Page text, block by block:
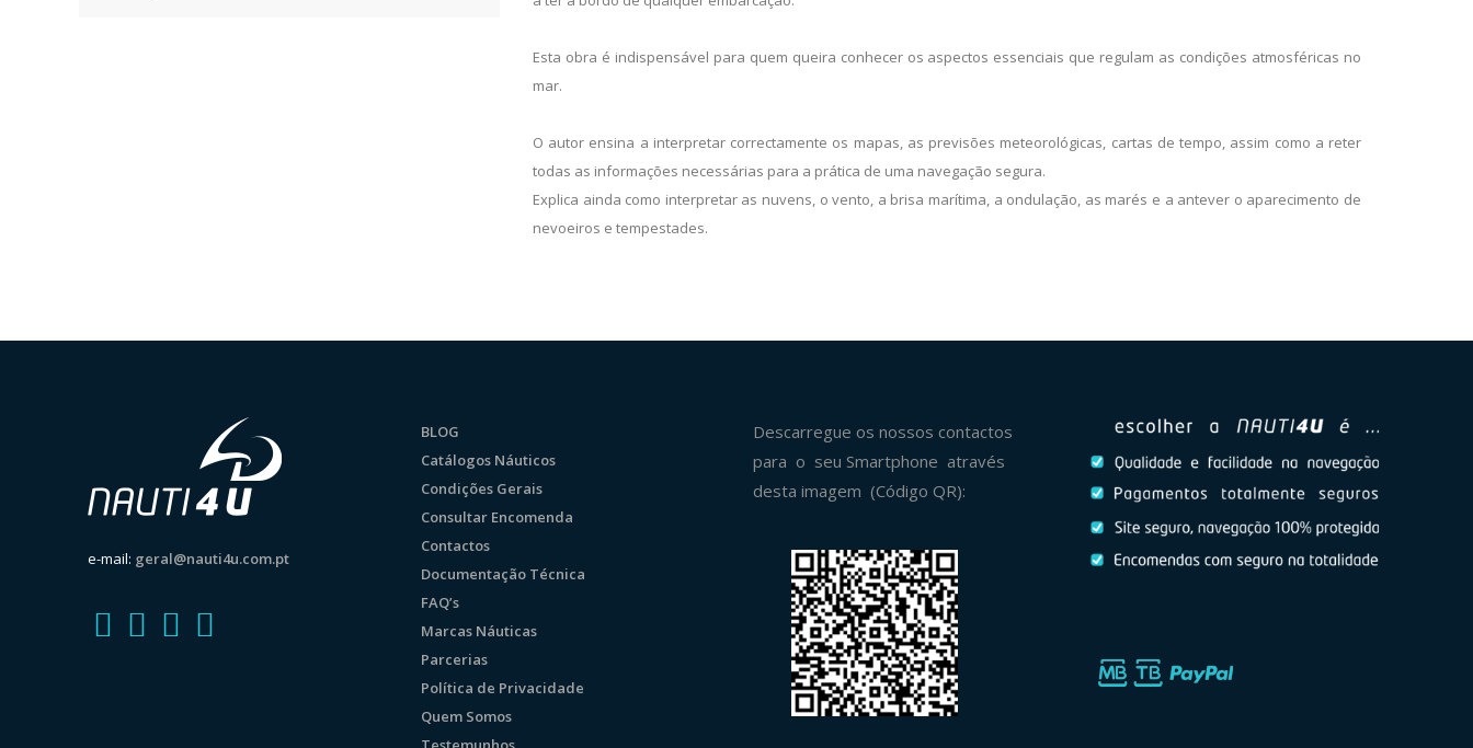
Esta obra é indispensável para quem queira conhecer os aspectos essenciais que regulam as condições atmosféricas no
mar.
O autor ensina a interpretar correctamente os mapas, as previsões meteorológicas, cartas de tempo, assim como a reter
todas as informações necessárias para a prática de uma navegação segura.
Explica ainda como interpretar as nuvens, o vento, a brisa marítima, a ondulação, as marés e a antever o aparecimento de
nevoeiros e tempestades.
e-mail: geral@nauti4u.com.pt
BLOG
Catálogos Náuticos
Condições Gerais
Consultar Encomenda
Contactos
Documentação Técnica
FAQ’s
Marcas Náuticas
Parcerias
Política de Privacidade
Quem Somos
Descarregue os nossos contactos
para o seu Smartphone através
desta imagem (Código QR):